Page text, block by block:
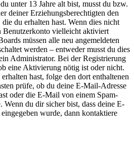
unter 13 Jahre alt bist, musst du bzw.
deiner Erziehungsberechtigten den
du erhalten hast. Wenn dies nicht
Benutzerkonto vielleicht aktiviert
müssen alle neu angemeldeten
werden – entweder musst du dies
Administrator. Bei der Registrierung
eine Aktivierung nötig ist oder nicht.
hast, folge den dort enthaltenen
prüfe, ob du deine E-Mail-Adresse
oder die E-Mail von einem Spam-
du dir sicher bist, dass deine E-
wurde, dann kontaktiere